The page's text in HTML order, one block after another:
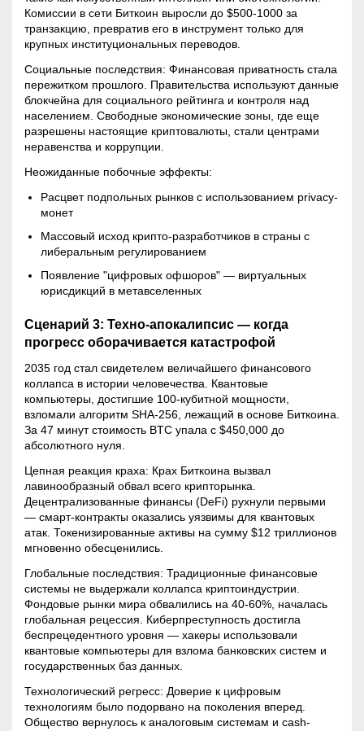
Комиссии в сети Биткоин выросли до $500-1000 за
транзакцию, превратив его в инструмент только для
крупных институциональных переводов.
Социальные последствия: Финансовая приватность стала
пережитком прошлого. Правительства используют данные
блокчейна для социального рейтинга и контроля над
населением. Свободные экономические зоны, где еще
разрешены настоящие криптовалюты, стали центрами
неравенства и коррупции.
Неожиданные побочные эффекты:
Расцвет подпольных рынков с использованием privacy-
монет
Массовый исход крипто-разработчиков в страны с
либеральным регулированием
Появление "цифровых офшоров" — виртуальных
юрисдикций в метавселенных
Сценарий 3: Техно-апокалипсис — когда
прогресс оборачивается катастрофой
2035 год стал свидетелем величайшего финансового
коллапса в истории человечества. Квантовые
компьютеры, достигшие 100-кубитной мощности,
взломали алгоритм SHA-256, лежащий в основе Биткоина.
За 47 минут стоимость BTC упала с $450,000 до
абсолютного нуля.
Цепная реакция краха: Крах Биткоина вызвал
лавинообразный обвал всего крипторынка.
Децентрализованные финансы (DeFi) рухнули первыми
— смарт-контракты оказались уязвимы для квантовых
атак. Токенизированные активы на сумму $12 триллионов
мгновенно обесценились.
Глобальные последствия: Традиционные финансовые
системы не выдержали коллапса криптоиндустрии.
Фондовые рынки мира обвалились на 40-60%, началась
глобальная рецессия. Киберпреступность достигла
беспрецедентного уровня — хакеры использовали
квантовые компьютеры для взлома банковских систем и
государственных баз данных.
Технологический регресс: Доверие к цифровым
технологиям было подорвано на поколения вперед.
Общество вернулось к аналоговым системам и cash-